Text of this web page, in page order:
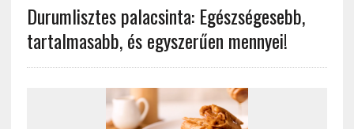
Durumlisztes palacsinta: Egészségesebb,
tartalmasabb, és egyszerűen mennyei!